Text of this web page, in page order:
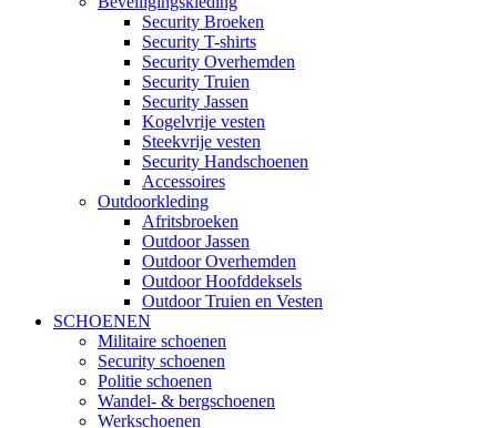
Security Broeken
Security T-shirts
Security Overhemden
Security Truien
Security Jassen
Kogelvrije vesten
Steekvrije vesten
Security Handschoenen
Accessoires
Outdoorkleding
Afritsbroeken
Outdoor Jassen
Outdoor Overhemden
Outdoor Hoofddeksels
Outdoor Truien en Vesten
SCHOENEN
Militaire schoenen
Security schoenen
Politie schoenen
Wandel- & bergschoenen
Werkschoenen